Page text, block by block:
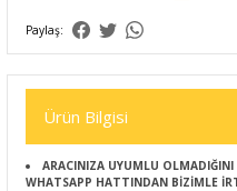
Paylaş:
Ürün Bilgisi
ARACINIZA UYUMLU OLMADIĞINI
WHATSAPP HATTINDAN BİZİMLE